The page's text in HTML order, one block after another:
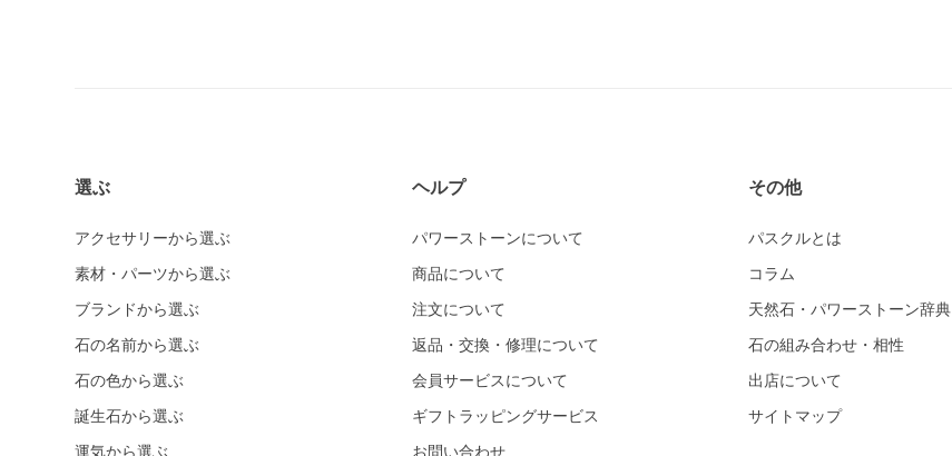
選ぶ
アクセサリーから選ぶ
素材・パーツから選ぶ
ブランドから選ぶ
石の名前から選ぶ
石の色から選ぶ
誕生石から選ぶ
運気から選ぶ
ヘルプ
パワーストーンについて
商品について
注文について
返品・交換・修理について
会員サービスについて
ギフトラッピングサービス
お問い合わせ
その他
パスクルとは
コラム
天然石・パワーストーン辞典
石の組み合わせ・相性
出店について
サイトマップ